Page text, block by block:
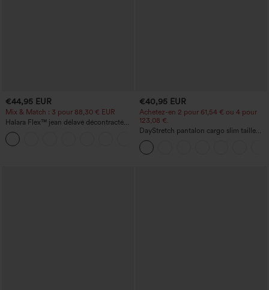
€44,95 EUR
Mix & Match : 3 pour 88,30 € EUR
Halara Flex™ jean délavé décontracté
taille haute à poches, coupe baggy à
jambe large
€40,95 EUR
Achetez-en 2 pour 61,54 € ou 4 pour
123,08 €.
DayStretch pantalon cargo slim taille
haute, poches zippées, uni